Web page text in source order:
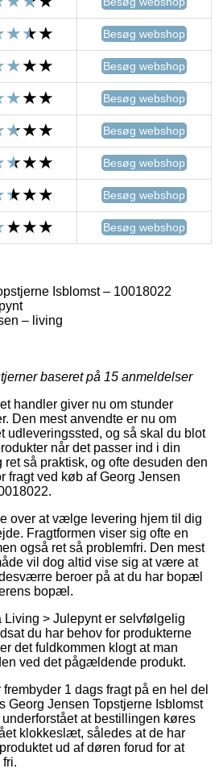
Besøg webshop
Besøg webshop
Besøg webshop
Besøg webshop
Besøg webshop
Besøg webshop
Besøg webshop
Isblomst – 10018022
– living
baseret på 15 anmeldelser
handler giver nu om stunder
Den mest anvendte er nu om
udleveringssted, og så skal du blot
når det passer ind i din
ret så praktisk, og ofte desuden den
fragt ved køb af Georg Jensen
over at vælge levering hjem til dig
Fragtformen viser sig ofte en
også ret så problemfri. Den mest
vil dog altid vise sig at være at
beroer på at du har bopæl
bopæl.
> Julepynt er selvfølgelig
du har behov for produkterne
det fuldkommen klogt at man
ved det pågældende produkt.
1 dags fragt på en hel del
Georg Jensen Topstjerne Isblomst
at bestillingen køres
klokkeslæt, således at de har
ud af døren forud for at
fri.